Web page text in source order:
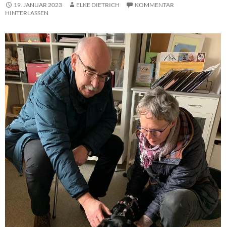
19. JANUAR 2023 ELKE DIETRICH
KOMMENTAR
HINTERLASSEN